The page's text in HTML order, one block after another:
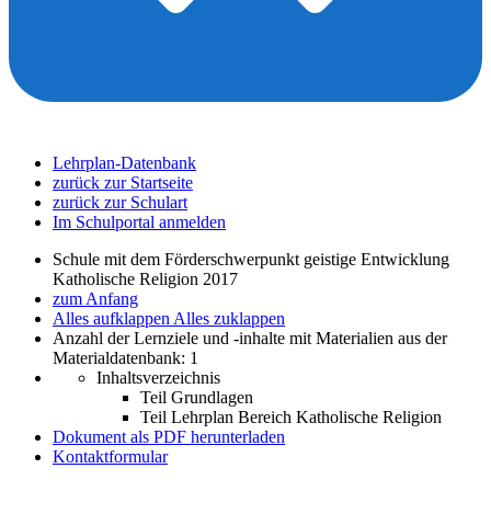
Lehrplan-Datenbank
zurück zur Startseite
zurück zur Schulart
Im Schulportal anmelden
Schule mit dem Förderschwerpunkt geistige Entwicklung
Katholische Religion 2017
zum Anfang
Alles aufklappen Alles zuklappen
Anzahl der Lernziele und -inhalte mit Materialien aus der
Materialdatenbank: 1
Inhaltsverzeichnis
Teil Grundlagen
Teil Lehrplan Bereich Katholische Religion
Dokument als PDF herunterladen
Kontaktformular